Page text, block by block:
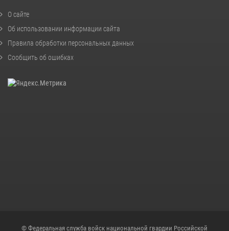
О сайте
Об использовании информации сайта
Правила обработки персональных данных
Сообщить об ошибках
© Федеральная служба войск национальной гвардии Российской